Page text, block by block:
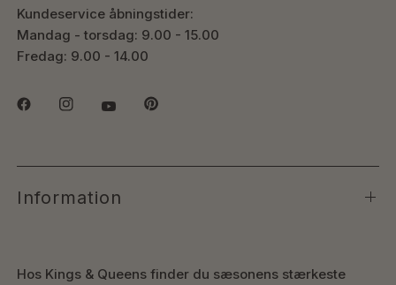
Kundeservice åbningstider:
Mandag - torsdag: 9.00 - 15.00
Fredag: 9.00 - 14.00
Information
Hos Kings & Queens finder du sæsonens stærkeste